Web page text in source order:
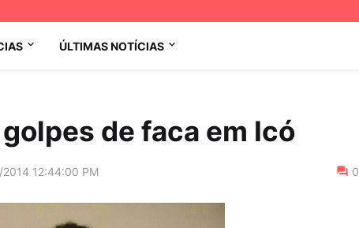
ÚLTIMAS NOTÍCIAS
de faca em Icó
12:44:00 PM 0